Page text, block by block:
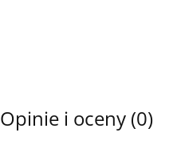
Opinie i oceny (0)